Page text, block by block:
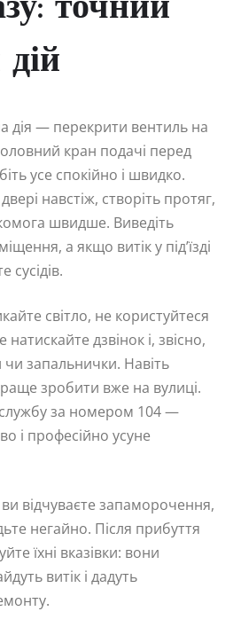
точний
дія — перекрити вентиль на
кран подачі перед
усе спокійно і швидко.
навстіж, створіть протяг,
швидше. Виведіть
а якщо витік у під’їзді
сусідів.
світло, не користуйтеся
дзвінок і, звісно,
запальнички. Навіть
зробити вже на вулиці.
за номером 104 —
і професійно усуне
відчуваєте запаморочення,
негайно. Після прибуття
їхні вказівки: вони
витік і дадуть